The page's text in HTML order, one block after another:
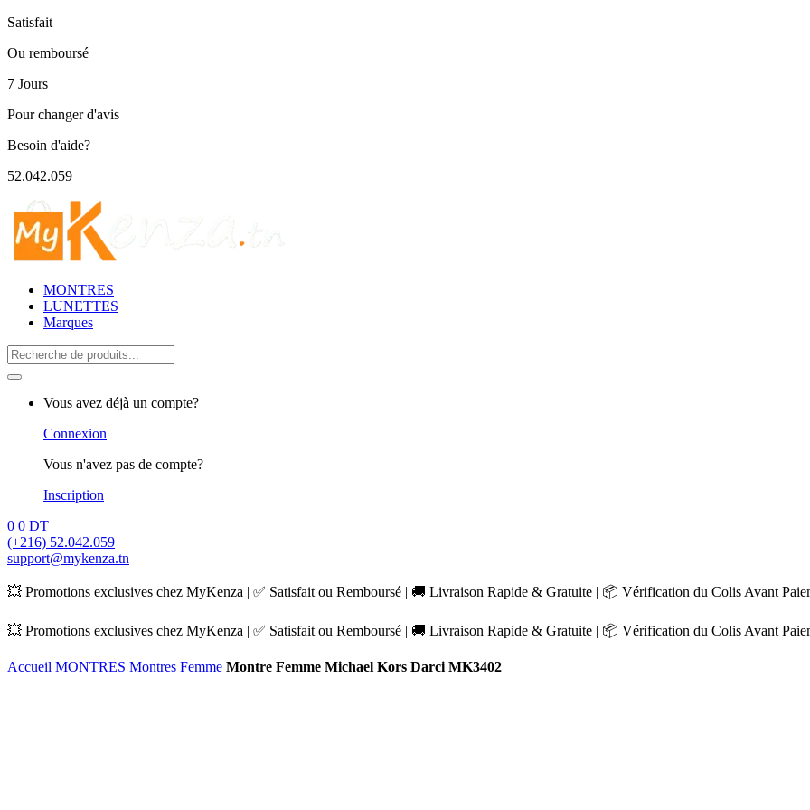
Satisfait
Ou remboursé
7 Jours
Pour changer d'avis
Besoin d'aide?
52.042.059
MONTRES
LUNETTES
Marques
Search
for:
Vous avez déjà un compte?
Connexion
Vous n'avez pas de compte?
Inscription
0 0 DT
(+216) 52.042.059
support@mykenza.tn
💥 Promotions exclusives chez MyKenza | ✅ Satisfait ou Remboursé | 🚚 Livraison Rapide & Gratuite | 📦 Vérification du Colis Avant
💥 Promotions exclusives chez MyKenza | ✅ Satisfait ou Remboursé | 🚚 Livraison Rapide & Gratuite | 📦 Vérification du Colis Avant
Accueil MONTRES Montres Femme Montre Femme Michael Kors Darci MK3402